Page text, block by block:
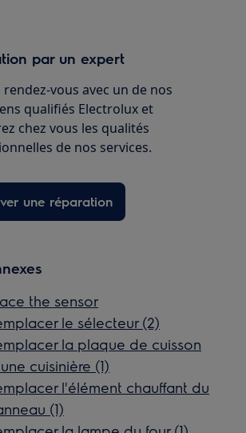
par un expert
rendez-vous avec un de nos
qualifiés Electrolux et
chez vous les qualités
de nos services.
une réparation
the sensor
le sélecteur (2)
la plaque de cuisson
cuisinière (1)
l'élément chauffant du
(1)